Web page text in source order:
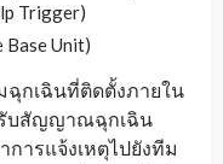
Trigger)
Unit)
ฉุกเฉินที่ติดตั้งภายใน
บสัญญาณฉุกเฉิน
การแจ้งเหตุไปยังทีม